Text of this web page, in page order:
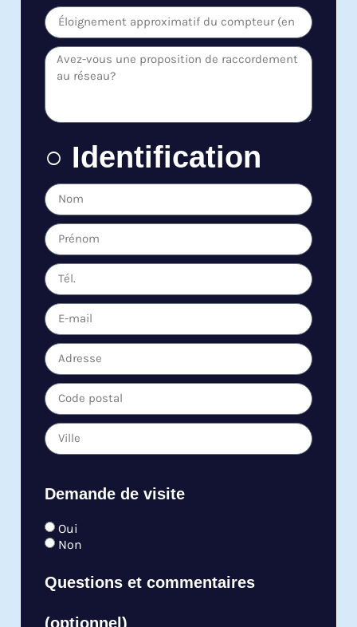
○ Identification
Demande de visite
Oui
Non
Questions et commentaires
(optionnel)